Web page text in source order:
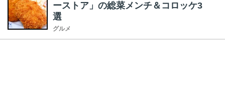
ーストア」の総菜メンチ＆コロッケ3
選
グルメ